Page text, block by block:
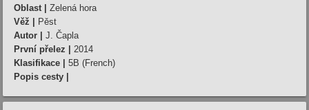
Oblast |
Zelená hora
Věž |
Pěst
Autor |
J. Čapla
První přelez |
2014
Klasifikace |
5B (French)
Popis cesty |